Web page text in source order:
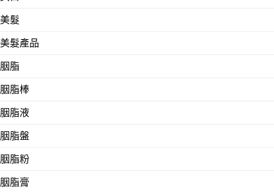
美髮
美髮產品
胭脂
胭脂棒
胭脂液
胭脂盤
胭脂粉
胭脂膏